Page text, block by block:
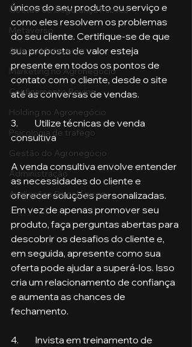
Gestão de Segurança Publica
Metaverso
Aula no Metaverso
Marketing no Agronegócio
Confinamento Bovino
Holding no Agronegócio
Psicologia de tráfego
Gestão do Agronegócio
Administração
Avaliações Psicológicas
únicos do seu produto ou serviço e
como eles resolvem os problemas
do seu cliente. Certifique-se de que
sua proposta de valor esteja
presente em todos os pontos de
contato com o cliente, desde o site
até as conversas de vendas.
3.	Utilize técnicas de venda
consultiva
A venda consultiva envolve entender
as necessidades do cliente e
oferecer soluções personalizadas.
Em vez de apenas promover seu
produto, faça perguntas abertas para
descobrir os desafios do cliente e,
em seguida, apresente como sua
oferta pode ajudar a superá-los. Isso
cria um relacionamento de confiança
e aumenta as chances de
fechamento.
4.	Invista em treinamento de